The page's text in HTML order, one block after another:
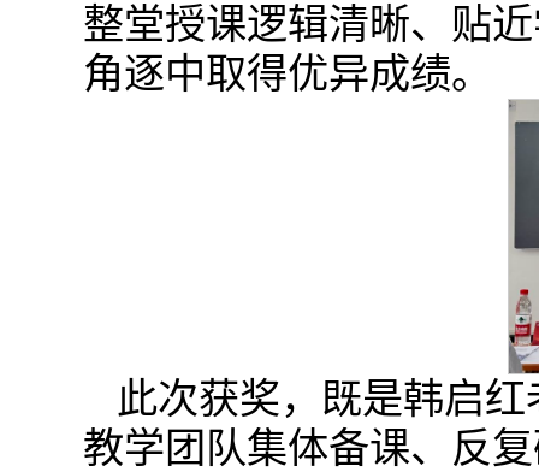
整堂授课逻辑清晰、贴
角逐中取得优异成绩。
此次获奖，既是韩启
教学团队集体备课、反